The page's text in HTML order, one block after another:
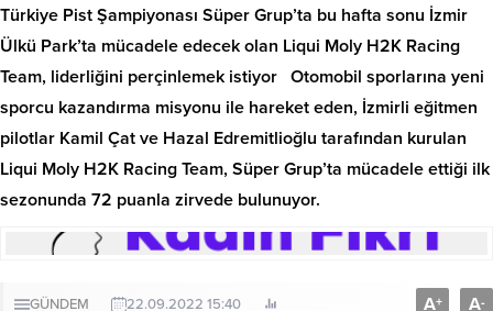
Türkiye Pist Şampiyonası Süper Grup’ta bu hafta sonu İzmir
Ülkü Park’ta mücadele edecek olan Liqui Moly H2K Racing
Team, liderliğini perçinlemek istiyor Otomobil sporlarına yeni
sporcu kazandırma misyonu ile hareket eden, İzmirli eğitmen
pilotlar Kamil Çat ve Hazal Edremitlioğlu tarafından kurulan
Liqui Moly H2K Racing Team, Süper Grup’ta mücadele ettiği ilk
sezonunda 72 puanla zirvede bulunuyor.
GÜNDEM 22.09.2022 15:40 A+ A-